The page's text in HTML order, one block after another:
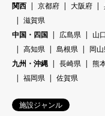
関西
京都府 大阪府
滋賀県
中国・四国
広島県 山
高知県
島根県
岡
九州・沖縄
長崎県 熊
福岡県
佐賀県
施設ジャンル